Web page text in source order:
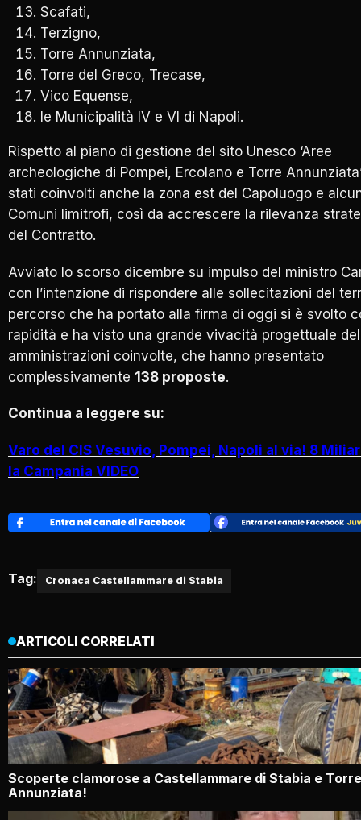
Scafati,
Terzigno,
Torre Annunziata,
Torre del Greco, Trecase,
Vico Equense,
le Municipalità IV e VI di Napoli.
Rispetto al piano di gestione del sito Unesco ‘Aree
archeologiche di Pompei, Ercolano e Torre
stati coinvolti anche la zona est del Capoluogo e
Comuni limitrofi, così da accrescere la rilevanza
del Contratto.
Avviato lo scorso dicembre su impulso del ministro
con l’intenzione di rispondere alle sollecitazioni del
percorso che ha portato alla firma di oggi si è svolto
rapidità e ha visto una grande vivacità progettuale
amministrazioni coinvolte, che hanno presentato
complessivamente 138 proposte.
Continua a leggere su:
Varo del CIS Vesuvio, Pompei, Napoli al via! 8
la Campania VIDEO
Tag: Cronaca Castellammare di Stabia
ARTICOLI CORRELATI
Scoperte clamorose a Castellammare di Stabia e Torre
Annunziata!